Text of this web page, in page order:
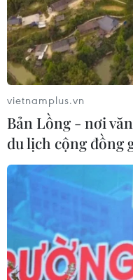
vietnamplus.vn
Bản Lồng - nơi
du lịch cộng đồng